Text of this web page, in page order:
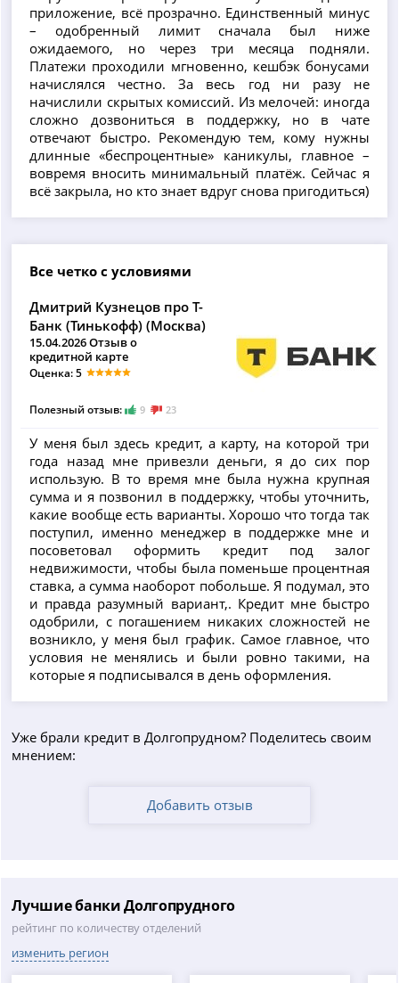
приложение, всё прозрачно. Единственный минус
– одобренный лимит сначала был ниже
ожидаемого, но через три месяца подняли.
Платежи проходили мгновенно, кешбэк бонусами
начислялся честно. За весь год ни разу не
начислили скрытых комиссий. Из мелочей: иногда
сложно дозвониться в поддержку, но в чате
отвечают быстро. Рекомендую тем, кому нужны
длинные «беспроцентные» каникулы, главное –
вовремя вносить минимальный платёж. Сейчас я
всё закрыла, но кто знает вдруг снова пригодиться)
Все четко с условиями
Дмитрий Кузнецов про Т-
Банк (Тинькофф) (Москва)
15.04.2026 Отзыв о
кредитной карте
Оценка: 5
Полезный отзыв: 9 23
У меня был здесь кредит, а карту, на которой три
года назад мне привезли деньги, я до сих пор
использую. В то время мне была нужна крупная
сумма и я позвонил в поддержку, чтобы уточнить,
какие вообще есть варианты. Хорошо что тогда так
поступил, именно менеджер в поддержке мне и
посоветовал оформить кредит под залог
недвижимости, чтобы была поменьше процентная
ставка, а сумма наоборот побольше. Я подумал, это
и правда разумный вариант,. Кредит мне быстро
одобрили, с погашением никаких сложностей не
возникло, у меня был график. Самое главное, что
условия не менялись и были ровно такими, на
которые я подписывался в день оформления.
Уже брали кредит в Долгопрудном? Поделитесь своим
мнением:
Добавить отзыв
Лучшие банки Долгопрудного
рейтинг по количеству отделений
изменить регион